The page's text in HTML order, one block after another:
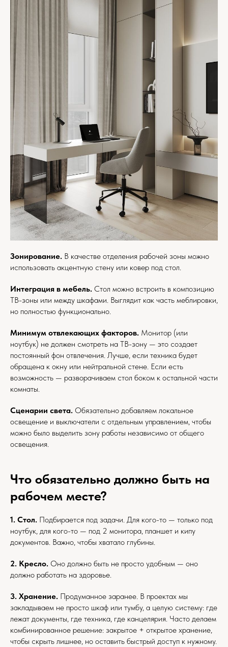
Зонирование. В качестве отделения рабочей зоны можно
использовать акцентную стену или ковер под стол.
Интеграция в мебель. Стол можно встроить в композицию
ТВ-зоны или между шкафами. Выглядит как часть меблировки,
но полностью функционально.
Минимум отвлекающих факторов. Монитор (или
ноутбук) не должен смотреть на ТВ-зону — это создает
постоянный фон отвлечения. Лучше, если техника будет
обращена к окну или нейтральной стене. Если есть
возможность — разворачиваем стол боком к остальной части
комнаты.
Сценарии света. Обязательно добавляем локальное
освещение и выключатели с отдельным управлением, чтобы
можно было выделить зону работы независимо от общего
освещения.
Что обязательно должно быть на
рабочем месте?
1. Стол. Подбирается под задачи. Для кого-то — только под
ноутбук, для кого-то — под 2 монитора, планшет и кипу
документов. Важно, чтобы хватало глубины.
2. Кресло. Оно должно быть не просто удобным — оно
должно работать на здоровье.
3. Хранение. Продуманное заранее. В проектах мы
закладываем не просто шкаф или тумбу, а целую систему: где
лежат документы, где техника, где канцелярия. Часто делаем
комбинированное решение: закрытое + открытое хранение,
чтобы скрыть лишнее, но оставить быстрый доступ к нужному.